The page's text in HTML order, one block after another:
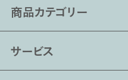
商品カテゴリー
サービス